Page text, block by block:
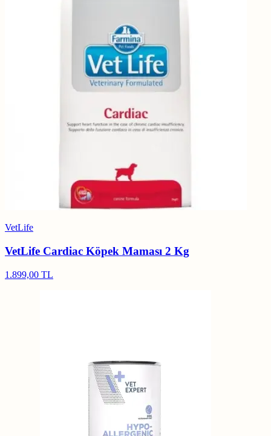
VetLife
VetLife Cardiac Köpek Maması 2 Kg
1.899,00 TL